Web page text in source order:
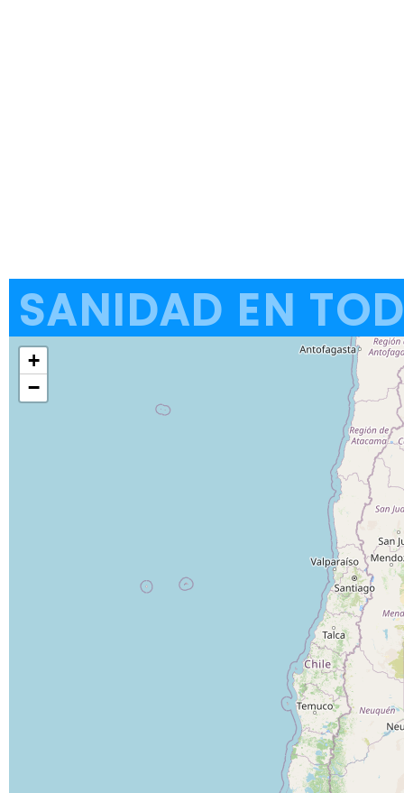
SANIDAD EN
+
−